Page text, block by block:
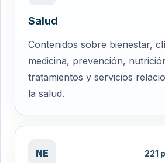
Salud
Contenidos sobre bienestar,
medicina, prevención,
tratamientos y servicios
la salud.
NE 221